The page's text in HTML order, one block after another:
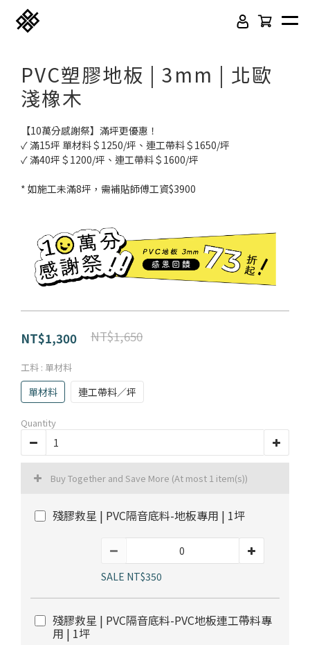
PVC塑膠地板
立體纖維吸隔音板 吸音木格柵板
高密度隔音毯
韓國水貼壁紙 虹牌聯名水性乳膠漆
紐西蘭羊毛地毯 科技地毯
嬰幼兒爬爬地墊
居家改色貼膜
方塊壓縮沙發
部落格首頁 木地板知識
SPC石塑地板知識
壁紙DIY 壁紙挑選
油漆DIY 房間油漆
寵物關節保護
PVC塑膠地板 | 3mm | 北歐
淺橡木
【10萬分感謝祭】滿坪更優惠！
✓ 滿15坪 單材料＄1250/坪、連工帶料＄1650/坪
✓ 滿40坪＄1200/坪、連工帶料＄1600/坪
* 如施工未滿8坪，需補貼師傅工資$3900
NT$1,650
NT$1,300
工料 : 單材料
單材料 連工帶料／坪
Quantity
Buy Together and Save More (At most 1 item(s))
殘膠救星 | PVC隔音底料-地板專用 | 1坪
SALE NT$350
殘膠救星 | PVC隔音底料-PVC地板連工帶料專
用 | 1坪